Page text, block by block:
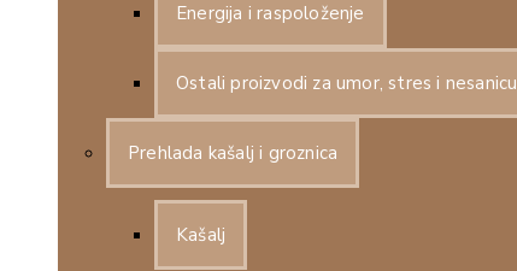
Energija i raspoloženje
Ostali proizvodi za umor, stres i nesanicu
Prehlada kašalj i groznica
Kašalj